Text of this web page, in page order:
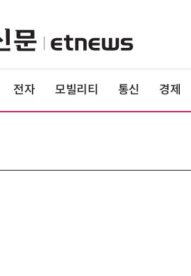
전자 모빌리티 통신 경제